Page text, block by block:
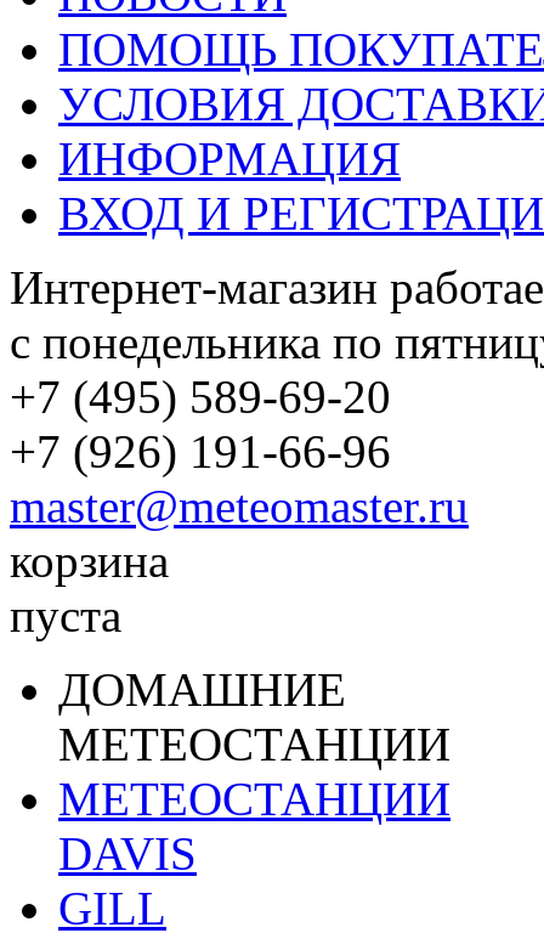
ПОМОЩЬ
УСЛОВИЯ
ИНФОРМАЦИЯ
ВХОД И
Интернет-магазин
с понедельника по
+7 (495) 589-69-20
+7 (926) 191-66-96
master@meteomaster.ru
корзина
пуста
ДОМАШНИЕ
МЕТЕОСТАНЦИИ
МЕТЕОСТАНЦИИ
DAVIS
GILL